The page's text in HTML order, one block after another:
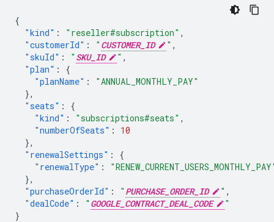
{
"kind" : "reseller#subscription" ,
"customerId" : " CUSTOMER_ID " ,
"skuId" : " SKU_ID " ,
"plan" :
{
"planName" :
"ANNUAL_MONTHLY_PAY"
},
"seats" :
{
"kind" : "subscriptions#seats" ,
"numberOfSeats" :
10
},
"renewalSettings" :
{
"renewalType" :
},
"purchaseOrderId" : " PURCHASE_ORDER_ID " ,
"dealCode" : " GOOGLE_CONTRACT_DEAL_CODE
"
}